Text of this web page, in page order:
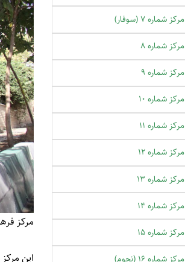
مرکز شماره 7 (سوفار)
مرکز شماره 8
مرکز شماره 9
مرکز شماره 10
مرکز شماره 11
مرکز شماره 12
مرکز شماره 13
مرکز شماره 14
مرکز شماره 15
مرکز شماره 16 (نجوم)
مرکز
این مرکز از سال 1376 فعالیت خود را آغاز نمود و تا این